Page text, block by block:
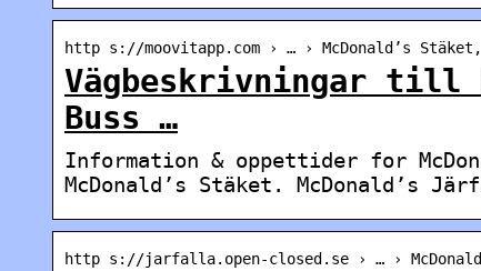
http s://moovitapp.com › … › McDonald’s
Vägbeskrivningar till
Buss …
Information & oppettider for
McDonald’s Stäket. McDonald’s
http s://jarfalla.open-closed.se › … ›